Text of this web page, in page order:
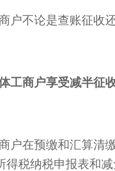
不论是查账征收还
商户享受减半征收
在预缴和汇算清缴
得税纳税申报表和